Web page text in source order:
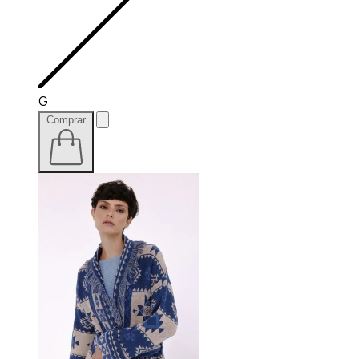
G
Comprar